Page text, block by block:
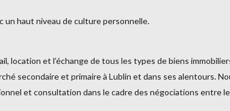
un haut niveau de culture personnelle.
et l’échange de tous les types de biens
secondaire et primaire à Lublin et dans ses alentours.
et consultation dans le cadre des négociations entre